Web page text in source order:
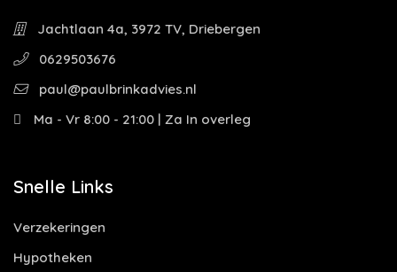
Jachtlaan 4a, 3972 TV, Driebergen
0629503676
paul@paulbrinkadvies.nl
Ma - Vr 8:00 - 21:00 | Za In overleg
Snelle Links
Verzekeringen
Hypotheken